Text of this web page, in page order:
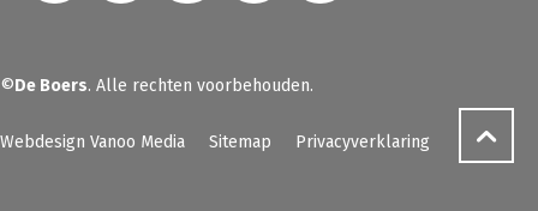
©De Boers. Alle rechten voorbehouden.
Webdesign Vanoo Media Sitemap Privacyverklaring